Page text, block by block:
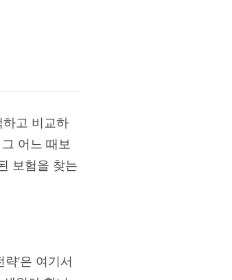
하고 비교하
어느 때보
보험을 찾는
'은 여기서